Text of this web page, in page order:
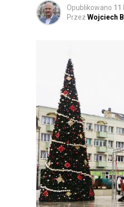
Opublikowano 11
Przez Wojciech